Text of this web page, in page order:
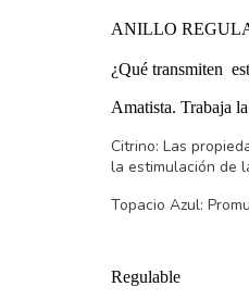
ANILLO
¿Qué transmiten
Amatista. Trabaja
Citrino: Las
la estimulación de
Topacio Azul:
Regulable